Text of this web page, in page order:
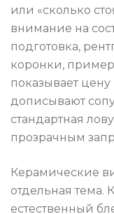
или «сколько
внимание на
подготовка,
коронки,
показывает цену
дописывают
стандартная
прозрачным
Керамические
отдельная тема.
естественный